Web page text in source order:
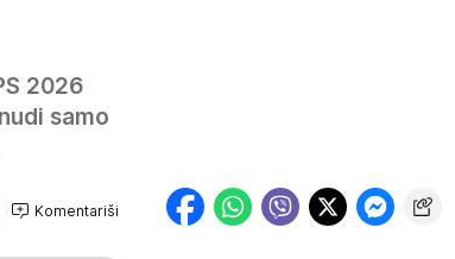
2026
samo
Komentariši